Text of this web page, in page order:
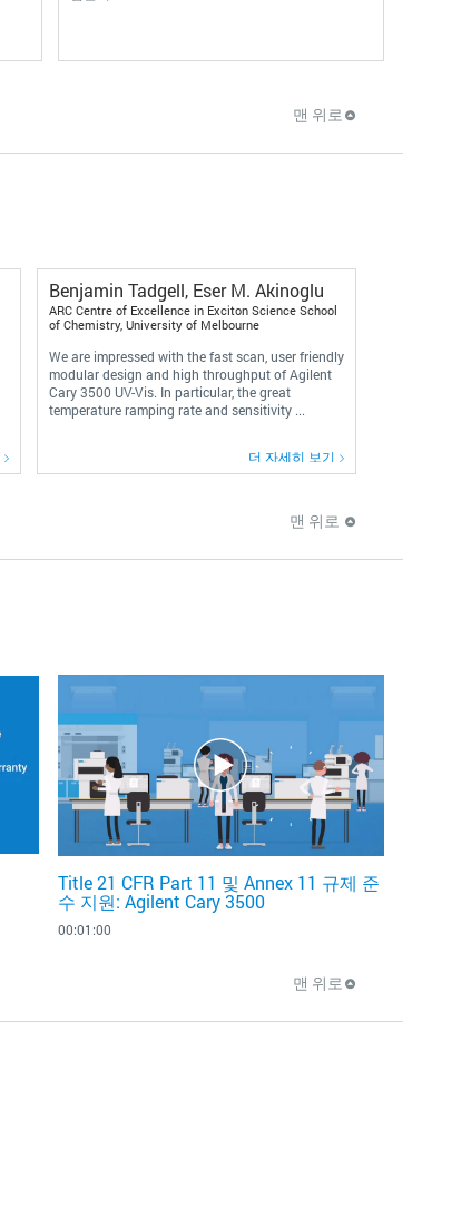
맨 위로
Benjamin Tadgell, Eser M. Akinoglu
ARC Centre of Excellence in Exciton Science School
of Chemistry, University of Melbourne
We are impressed with the fast scan, user friendly
modular design and high throughput of Agilent
Cary 3500 UV-Vis. In particular, the great
temperature ramping rate and sensitivity ...
더 자세히 보기
맨 위로
Title 21 CFR Part 11 및 Annex 11 규제 준
수 지원: Agilent Cary 3500
00:01:00
맨 위로